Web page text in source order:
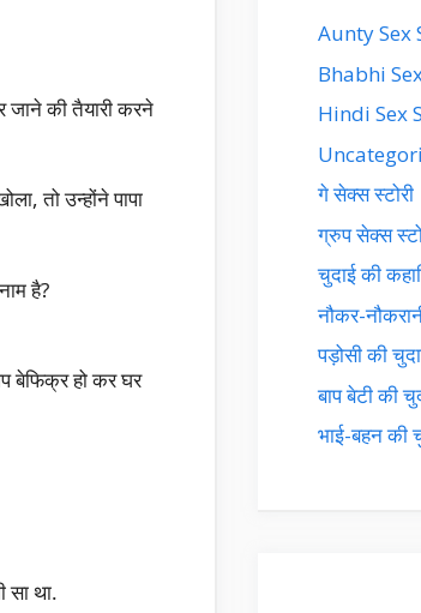
जाने की तैयारी करने
तो उन्होंने पापा
है?
बेफिक्र हो कर घर
सा था.
Aunty Sex
Bhabhi
Hindi Sex
गे सेक्स स्टोरी
ग्रुप सेक्स
चुदाई की
नौकर-
पड़ोसी की
बाप बेटी की
भाई-बहन की